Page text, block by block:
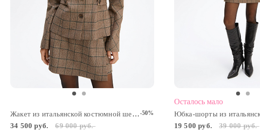
Жакет из итальянской костюмной шерсти-50%
34 500 руб. 69 000 руб.
Осталось мало
19 500 руб. 39 000 руб.